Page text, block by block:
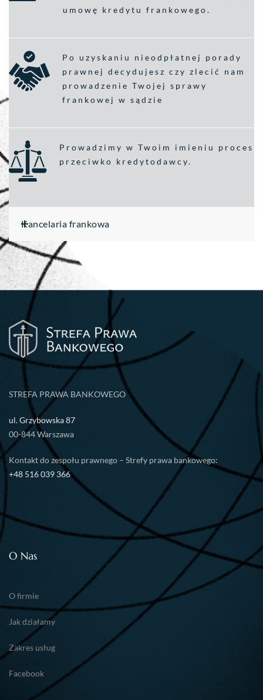
umowę kredytu frankowego.
Po uzyskaniu nieodpłatnej porady
prawnej decydujesz czy zlecić nam
prowadzenie Twojej sprawy
frankowej w sądzie
Prowadzimy w Twoim imieniu proces
przeciwko kredytodawcy.
Kancelaria frankowa
STREFA PRAWA BANKOWEGO
ul. Grzybowska 87
00-844 Warszawa
Kontakt do zespołu prawnego – Strefy prawa bankowego:
+48 516 039 366
O Nas
O firmie
Jak działamy
Zakres usług
Facebook